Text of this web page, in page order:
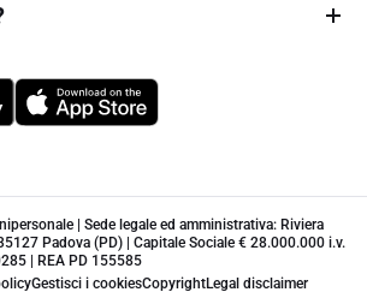
| Sede legale ed amministrativa: Riviera
Padova (PD) | Capitale Sociale € 28.000.000 i.v.
| REA PD 155585
Gestisci i cookiesCopyrightLegal disclaimer